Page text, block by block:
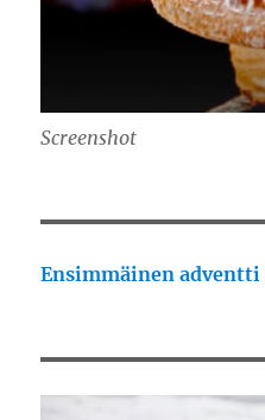
Screenshot
Ensimmäinen adventti